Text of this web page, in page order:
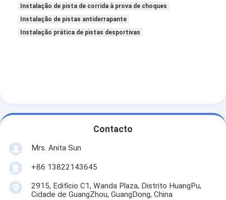
Instalação de pista de corrida à prova de choques
Instalação de pistas antiderrapante
Instalação prática de pistas desportivas
Contacto
Mrs. Anita Sun
+86 13822143645
2915, Edifício C1, Wanda Plaza, Distrito HuangPu,
Cidade de GuangZhou, GuangDong, China